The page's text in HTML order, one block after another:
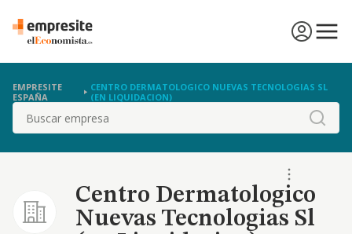
EMPRESITE
ESPAÑA
CENTRO DERMATOLOGICO NUEVAS TECNOLOGIAS SL
(EN LIQUIDACION)
Buscar
Centro Dermatologico
Nuevas Tecnologias Sl